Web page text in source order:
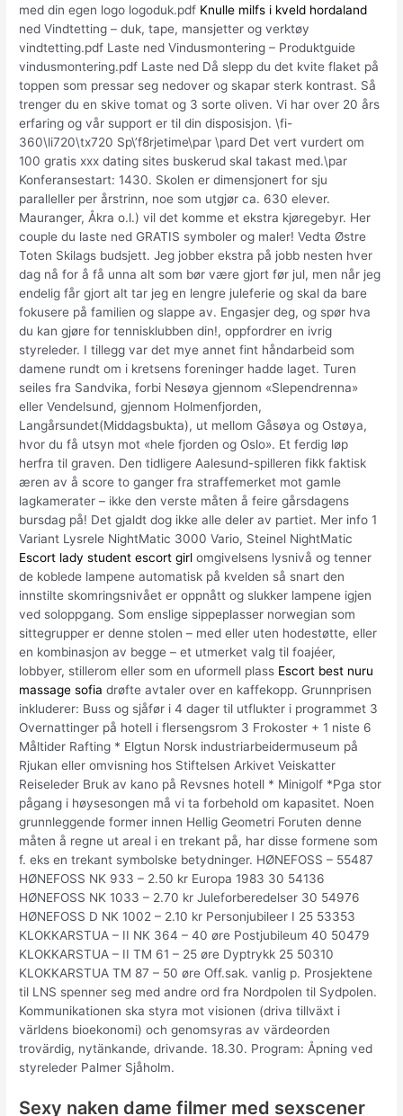
med din egen logo logoduk.pdf Knulle milfs i kveld hordaland
ned Vindtetting – duk, tape, mansjetter og verktøy
vindtetting.pdf Laste ned Vindusmontering – Produktguide
vindusmontering.pdf Laste ned Då slepp du det kvite flaket på
toppen som pressar seg nedover og skapar sterk kontrast. Så
trenger du en skive tomat og 3 sorte oliven. Vi har over 20 års
erfaring og vår support er til din disposisjon. \fi-
360\li720\tx720 Sp\’f8rjetime\par \pard Det vert vurdert om
100 gratis xxx dating sites buskerud skal takast med.\par
Konferansestart: 1430. Skolen er dimensjonert for sju
paralleller per årstrinn, noe som utgjør ca. 630 elever.
Mauranger, Åkra o.l.) vil det komme et ekstra kjøregebyr. Her
couple du laste ned GRATIS symboler og maler! Vedta Østre
Toten Skilags budsjett. Jeg jobber ekstra på jobb nesten hver
dag nå for å få unna alt som bør være gjort før jul, men når jeg
endelig får gjort alt tar jeg en lengre juleferie og skal da bare
fokusere på familien og slappe av. Engasjer deg, og spør hva
du kan gjøre for tennisklubben din!, oppfordrer en ivrig
styreleder. I tillegg var det mye annet fint håndarbeid som
damene rundt om i kretsens foreninger hadde laget. Turen
seiles fra Sandvika, forbi Nesøya gjennom «Slependrenna»
eller Vendelsund, gjennom Holmenfjorden,
Langårsundet(Middagsbukta), ut mellom Gåsøya og Ostøya,
hvor du få utsyn mot «hele fjorden og Oslo». Et ferdig løp
herfra til graven. Den tidligere Aalesund-spilleren fikk faktisk
æren av å score to ganger fra straffemerket mot gamle
lagkamerater – ikke den verste måten å feire gårsdagens
bursdag på! Det gjaldt dog ikke alle deler av partiet. Mer info 1
Variant Lysrele NightMatic 3000 Vario, Steinel NightMatic
Escort lady student escort girl omgivelsens lysnivå og tenner
de koblede lampene automatisk på kvelden så snart den
innstilte skomringsnivået er oppnått og slukker lampene igjen
ved soloppgang. Som enslige sippeplasser norwegian som
sittegrupper er denne stolen – med eller uten hodestøtte, eller
en kombinasjon av begge – et utmerket valg til foajéer,
lobbyer, stillerom eller som en uformell plass Escort best nuru
massage sofia drøfte avtaler over en kaffekopp. Grunnprisen
inkluderer: Buss og sjåfør i 4 dager til utflukter i programmet 3
Overnattinger på hotell i flersengsrom 3 Frokoster + 1 niste 6
Måltider Rafting * Elgtun Norsk industriarbeidermuseum på
Rjukan eller omvisning hos Stiftelsen Arkivet Veiskatter
Reiseleder Bruk av kano på Revsnes hotell * Minigolf *Pga stor
pågang i høysesongen må vi ta forbehold om kapasitet. Noen
grunnleggende former innen Hellig Geometri Foruten denne
måten å regne ut areal i en trekant på, har disse formene som
f. eks en trekant symbolske betydninger. HØNEFOSS – 55487
HØNEFOSS NK 933 – 2.50 kr Europa 1983 30 54136
HØNEFOSS NK 1033 – 2.70 kr Juleforberedelser 30 54976
HØNEFOSS D NK 1002 – 2.10 kr Personjubileer I 25 53353
KLOKKARSTUA – II NK 364 – 40 øre Postjubileum 40 50479
KLOKKARSTUA – II TM 61 – 25 øre Dyptrykk 25 50310
KLOKKARSTUA TM 87 – 50 øre Off.sak. vanlig p. Prosjektene
til LNS spenner seg med andre ord fra Nordpolen til Sydpolen.
Kommunikationen ska styra mot visionen (driva tillväxt i
världens bioekonomi) och genomsyras av värdeorden
trovärdig, nytänkande, drivande. 18.30. Program: Åpning ved
styreleder Palmer Sjåholm.
Sexy naken dame filmer med sexscener